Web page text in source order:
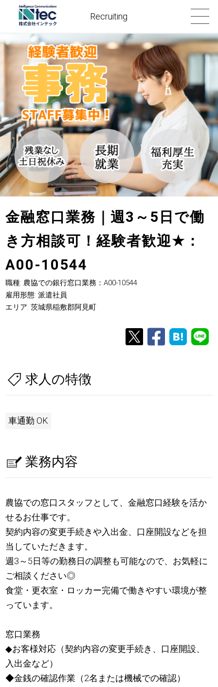
Recruiting
金融窓口業務｜週3～5日で働
き方相談可！経験者歓迎★ ：
A00-10544
職種: 農協での銀行窓口業務：A00-10544
雇用形態: 派遣社員
エリア: 茨城県稲敷郡阿見町
求人の特徴
車通勤 OK
業務内容
農協での窓口スタッフとして、金融窓口経験を活か
せるお仕事です。
契約内容の変更手続きや入出金、口座開設などを担
当していただきます。
週3～5日等の勤務日の調整も可能なので、お気軽に
ご相談ください◎
食堂・更衣室・ロッカー完備で働きやすい環境が整
っています。
窓口業務
◆お客様対応（契約内容の変更手続き、口座開設、
入出金など）
◆金銭の確認作業（2名または機械での確認）